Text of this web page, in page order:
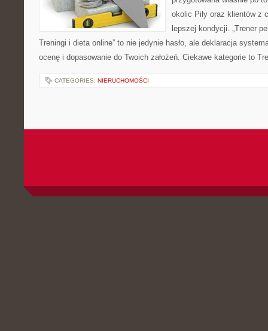
okolic Piły oraz klientów z
lepszej kondycji. „Trener
Treningi i dieta online” to nie jedynie hasło, ale deklaracja
ocenę i dopasowanie do Twoich założeń. Ciekawe kategorie to
CATEGORIES: NIERUCHOMOŚCI